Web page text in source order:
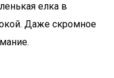
елка в
Даже скромное